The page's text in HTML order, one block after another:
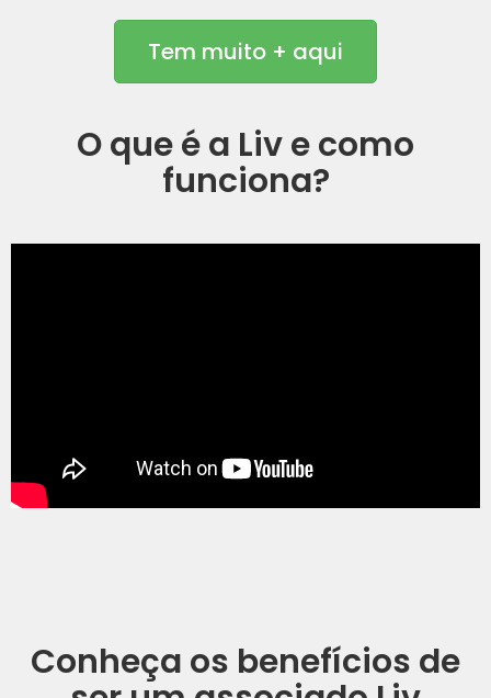
Tem muito + aqui
O que é a Liv e como
funciona?
Conheça os benefícios de